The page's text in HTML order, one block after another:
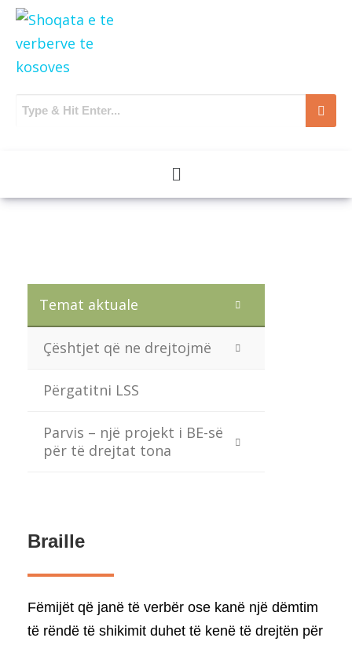
Temat aktuale
Çështjet që ne drejtojmë
Përgatitni LSS
Parvis – një projekt i BE-së
për të drejtat tona
Braille
Fëmijët që janë të verbër ose kanë një dëmtim
të rëndë të shikimit duhet të kenë të drejtën për